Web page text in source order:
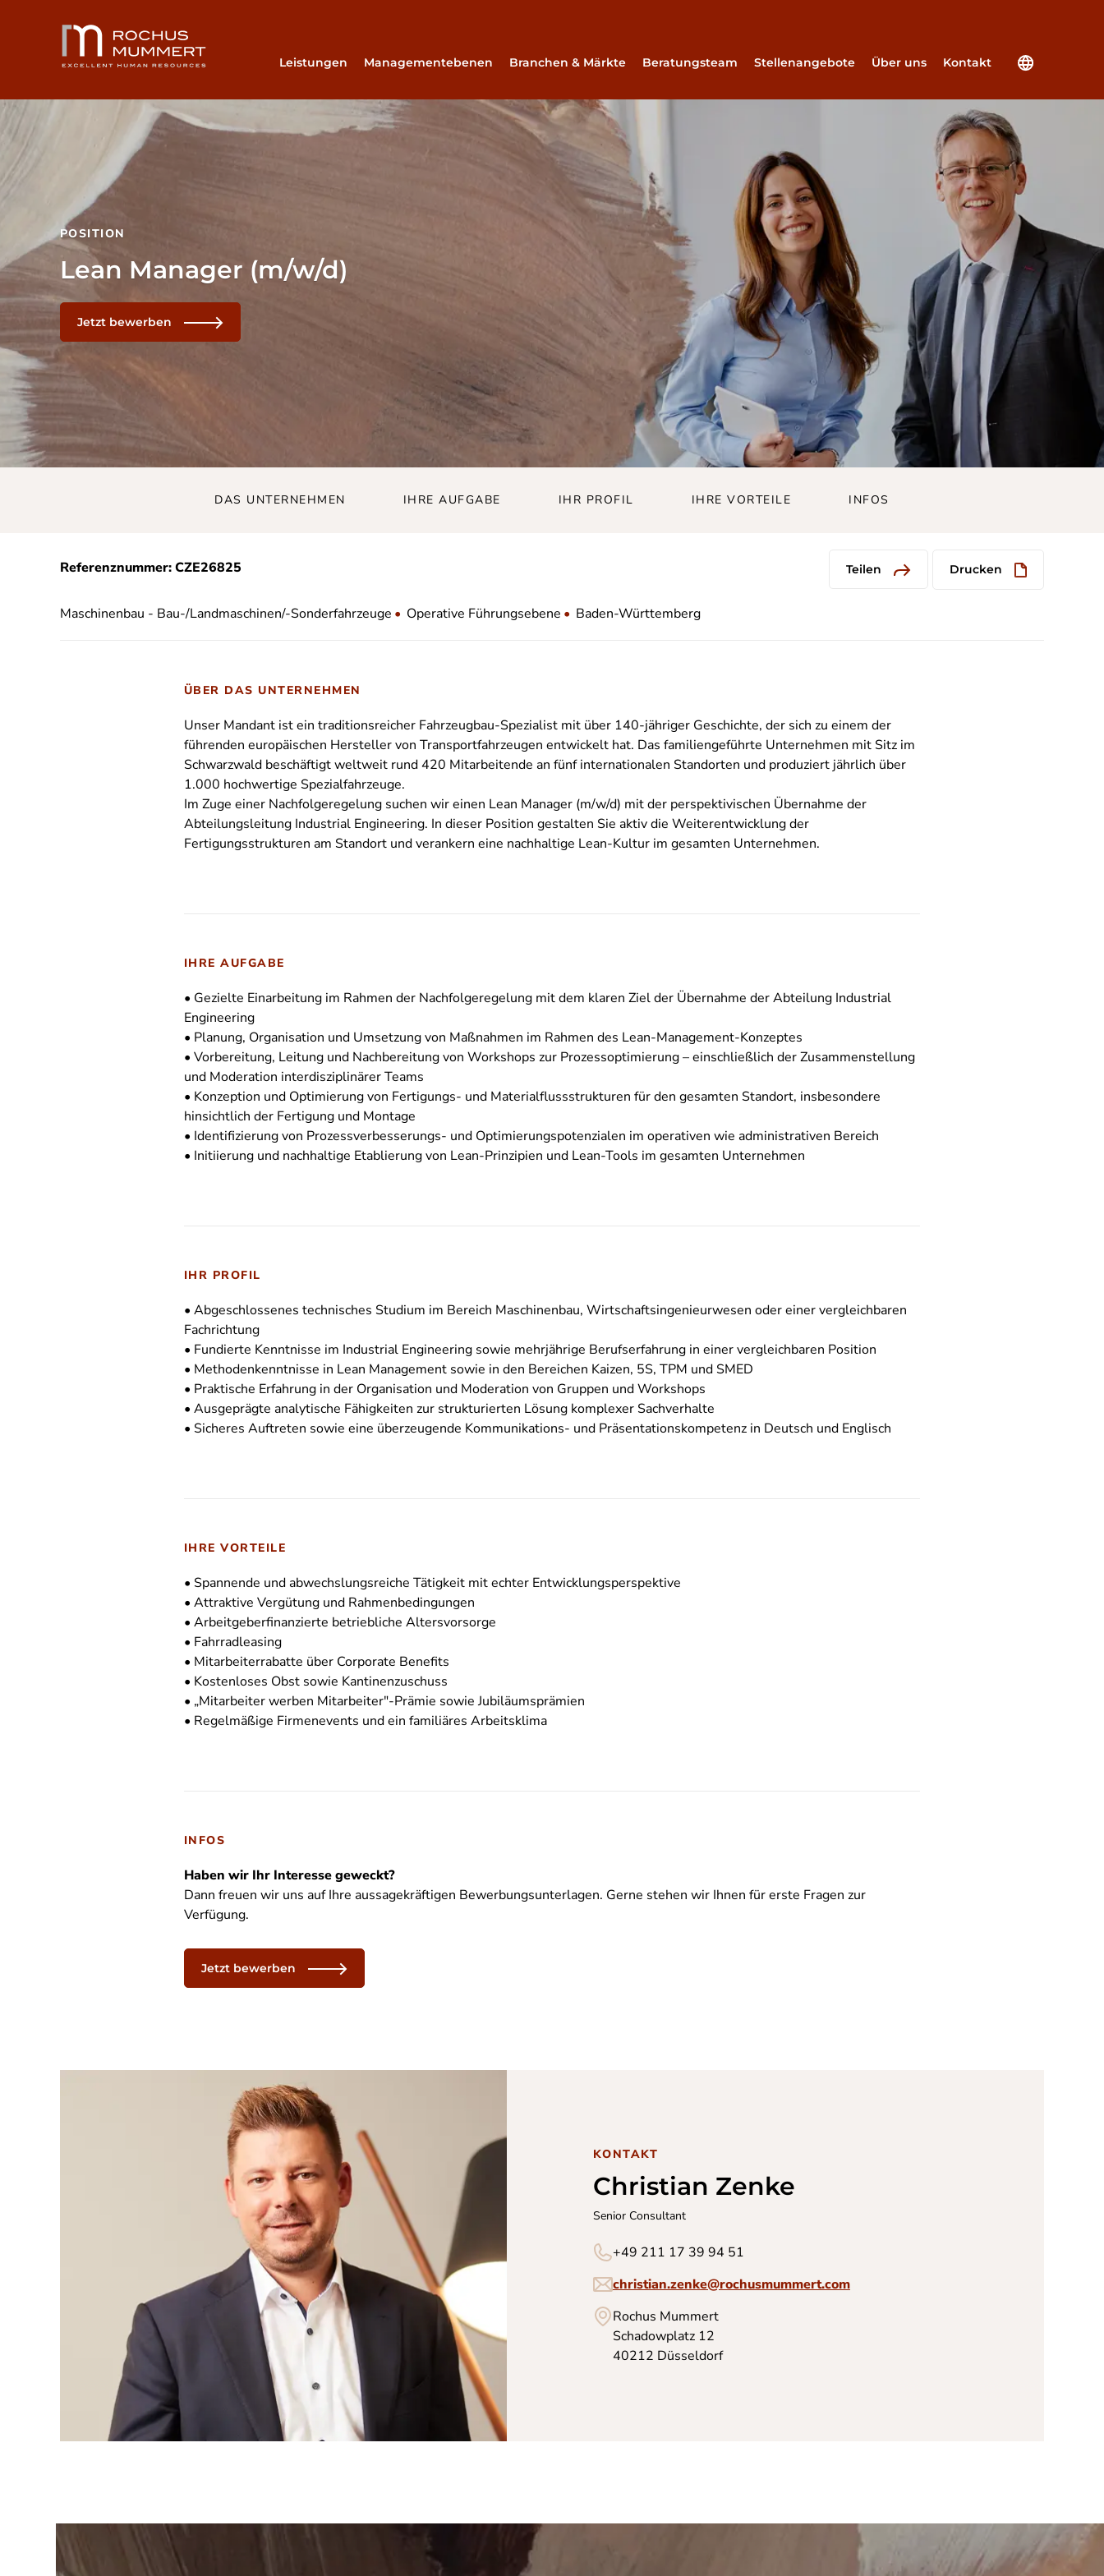
Leistungen Managementebenen Branchen & Märkte Beratungsteam Stellenangebote Über uns Kontakt
POSITION
Lean Manager (m/w/d)
Jetzt bewerben
DAS UNTERNEHMEN IHRE AUFGABE IHR PROFIL IHRE VORTEILE INFOS
Referenznummer: CZE26825
Maschinenbau - Bau-/Landmaschinen/-Sonderfahrzeuge • Operative Führungsebene • Baden-Württemberg
Teilen Drucken
ÜBER DAS UNTERNEHMEN
Unser Mandant ist ein traditionsreicher Fahrzeugbau-Spezialist mit über 140-jähriger Geschichte, der sich zu einem der
führenden europäischen Hersteller von Transportfahrzeugen entwickelt hat. Das familiengeführte Unternehmen mit Sitz im
Schwarzwald beschäftigt weltweit rund 420 Mitarbeitende an fünf internationalen Standorten und produziert jährlich über
1.000 hochwertige Spezialfahrzeuge.
Im Zuge einer Nachfolgeregelung suchen wir einen Lean Manager (m/w/d) mit der perspektivischen Übernahme der
Abteilungsleitung Industrial Engineering. In dieser Position gestalten Sie aktiv die Weiterentwicklung der
Fertigungsstrukturen am Standort und verankern eine nachhaltige Lean-Kultur im gesamten Unternehmen.
IHRE AUFGABE
• Gezielte Einarbeitung im Rahmen der Nachfolgeregelung mit dem klaren Ziel der Übernahme der Abteilung Industrial
Engineering
• Planung, Organisation und Umsetzung von Maßnahmen im Rahmen des Lean-Management-Konzeptes
• Vorbereitung, Leitung und Nachbereitung von Workshops zur Prozessoptimierung – einschließlich der Zusammenstellung
und Moderation interdisziplinärer Teams
• Konzeption und Optimierung von Fertigungs- und Materialflussstrukturen für den gesamten Standort, insbesondere
hinsichtlich der Fertigung und Montage
• Identifizierung von Prozessverbesserungs- und Optimierungspotenzialen im operativen wie administrativen Bereich
• Initiierung und nachhaltige Etablierung von Lean-Prinzipien und Lean-Tools im gesamten Unternehmen
IHR PROFIL
• Abgeschlossenes technisches Studium im Bereich Maschinenbau, Wirtschaftsingenieurwesen oder einer vergleichbaren
Fachrichtung
• Fundierte Kenntnisse im Industrial Engineering sowie mehrjährige Berufserfahrung in einer vergleichbaren Position
• Methodenkenntnisse in Lean Management sowie in den Bereichen Kaizen, 5S, TPM und SMED
• Praktische Erfahrung in der Organisation und Moderation von Gruppen und Workshops
• Ausgeprägte analytische Fähigkeiten zur strukturierten Lösung komplexer Sachverhalte
• Sicheres Auftreten sowie eine überzeugende Kommunikations- und Präsentationskompetenz in Deutsch und Englisch
IHRE VORTEILE
• Spannende und abwechslungsreiche Tätigkeit mit echter Entwicklungsperspektive
• Attraktive Vergütung und Rahmenbedingungen
• Arbeitgeberfinanzierte betriebliche Altersvorsorge
• Fahrradleasing
• Mitarbeiterrabatte über Corporate Benefits
• Kostenloses Obst sowie Kantinenzuschuss
• „Mitarbeiter werben Mitarbeiter"-Prämie sowie Jubiläumsprämien
• Regelmäßige Firmenevents und ein familiäres Arbeitsklima
INFOS
Haben wir Ihr Interesse geweckt?
Dann freuen wir uns auf Ihre aussagekräftigen Bewerbungsunterlagen. Gerne stehen wir Ihnen für erste Fragen zur
Verfügung.
Jetzt bewerben
KONTAKT
Christian Zenke
Senior Consultant
+49 211 17 39 94 51
christian.zenke@rochusmummert.com
Rochus Mummert
Schadowplatz 12
40212 Düsseldorf